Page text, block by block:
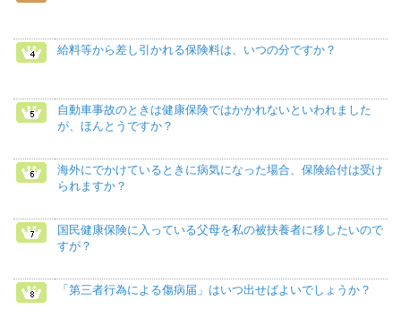
給料等から差し引かれる保険料は、いつの分ですか？
自動車事故のときは健康保険ではかかれないといわれました
が、ほんとうですか？
海外にでかけているときに病気になった場合、保険給付は受け
られますか？
国民健康保険に入っている父母を私の被扶養者に移したいので
すが？
「第三者行為による傷病届」はいつ出せばよいでしょうか？